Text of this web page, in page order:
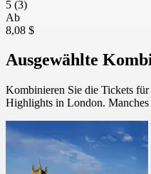
5 (3)
Ab
8,08 $
Ausgewählte
Kombinieren Sie die Tickets für
Highlights in London. Manches